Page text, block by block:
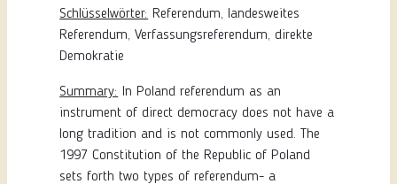
Schlüsselwörter: Referendum, landesweites
Referendum, Verfassungsreferendum, direkte
Demokratie
Summary: In Poland referendum as an
instrument of direct democracy does not have a
long tradition and is not commonly used. The
1997 Constitution of the Republic of Poland
sets forth two types of referendum- a